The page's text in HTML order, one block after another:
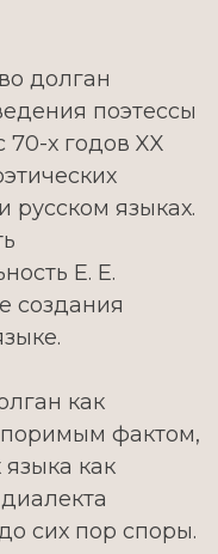
долган
поэтессы
х годов XX
русском языках.
Е. Е.
создания
как
фактом,
как
сих пор споры.